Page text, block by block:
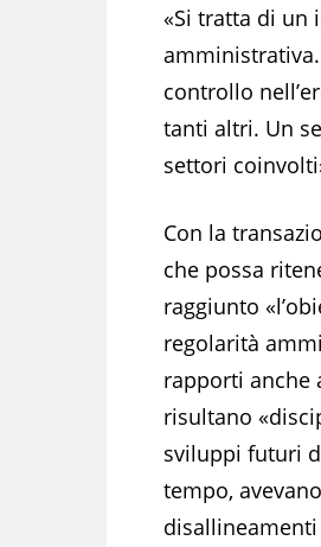
«Si tratta di un
controllo
tanti altri. Un
settori
Con la
che possa
raggiunto
regolarità
rapporti anche
risultano
sviluppi futuri
tempo,